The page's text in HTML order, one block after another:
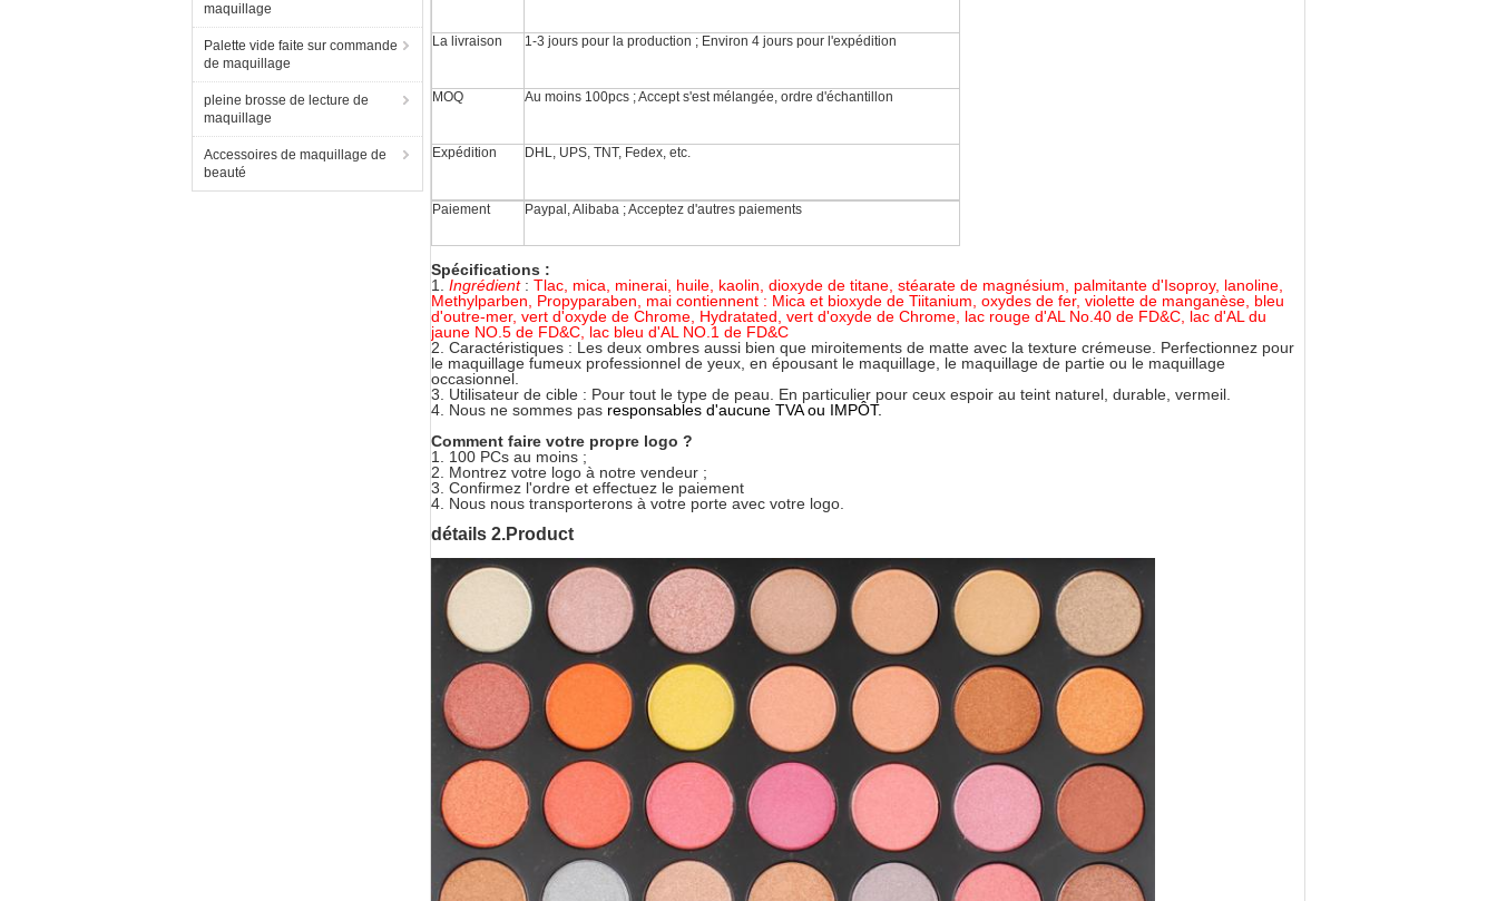
maquillage
Palette vide faite sur commande
de maquillage
pleine brosse de lecture de
maquillage
Accessoires de maquillage de
beauté
La livraison 1-3 jours pour la production ; Environ 4 jours pour l'expédition
MOQ Au moins 100pcs ; Accept s'est mélangée, ordre d'échantillon
Expédition DHL, UPS, TNT, Fedex, etc.
Paiement Paypal, Alibaba ; Acceptez d'autres paiements
Spécifications :
1. Ingrédient: Tlac, mica, minerai, huile, kaolin, dioxyde de titane, stéarate de magnésium, palmitante d'Isoproy, lanoline,
Methylparben, Propyparaben, mai contiennent : Mica et bioxyde de Tiitanium, oxydes de fer, violette de manganèse, bleu
d'outre-mer, vert d'oxyde de Chrome, Hydratated, vert d'oxyde de Chrome, lac rouge d'AL No.40 de FD&C, lac d'AL du
jaune NO.5 de FD&C, lac bleu d'AL NO.1 de FD&C
2. Caractéristiques : Les deux ombres aussi bien que miroitements de matte avec la texture crémeuse. Perfectionnez pour
le maquillage fumeux professionnel de yeux, en épousant le maquillage, le maquillage de partie ou le maquillage
occasionnel.
3. Utilisateur de cible : Pour tout le type de peau. En particulier pour ceux espoir au teint naturel, durable, vermeil.
4. Nous ne sommes pas responsables d'aucune TVA ou IMPÔT.
Comment faire votre propre logo ?
1. 100 PCs au moins ;
2. Montrez votre logo à notre vendeur ;
3. Confirmez l'ordre et effectuez le paiement
4. Nous nous transporterons à votre porte avec votre logo.
détails 2.Product